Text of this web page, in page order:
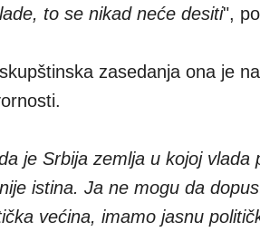
to se nikad neće desiti",
zasedanja ona je
je Srbija zemlja u kojoj vlada
istina. Ja ne mogu da
većina, imamo jasnu